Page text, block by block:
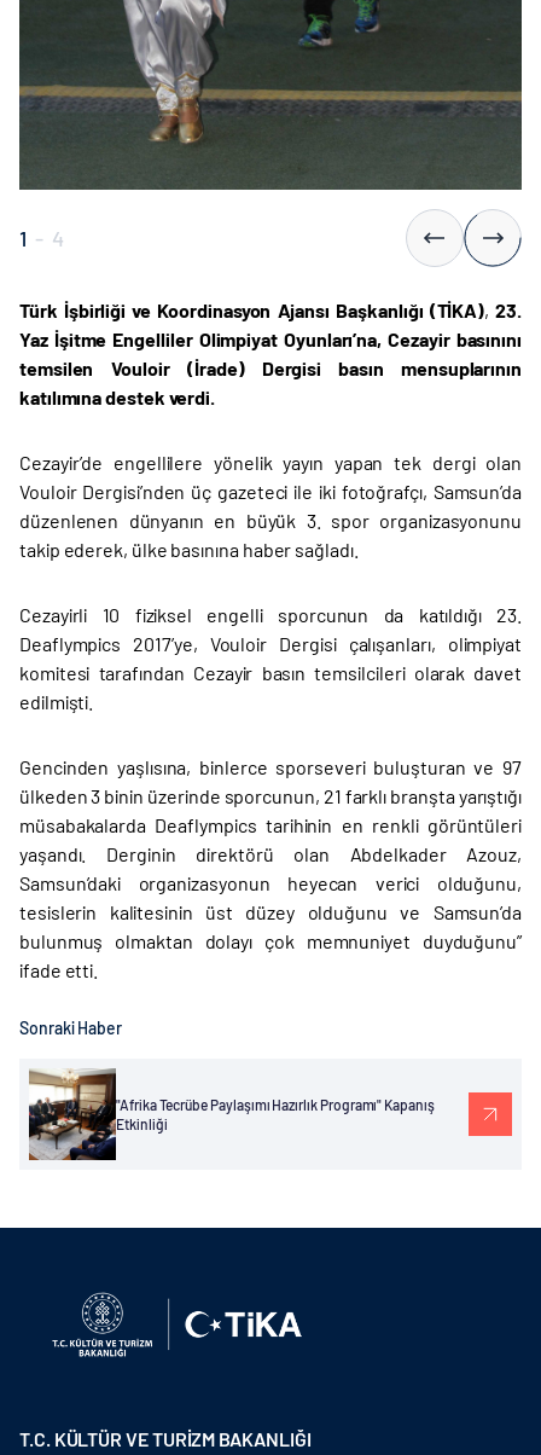
1 - 4
Türk İşbirliği ve Koordinasyon Ajansı Başkanlığı (TİKA),23.
Yaz İşitme Engelliler Olimpiyat Oyunları’na, Cezayir basınını
temsilen Vouloir (İrade) Dergisi basın mensuplarının
katılımına destek verdi.
Cezayir’de engellilere yönelik yayın yapan tek dergi olan
Vouloir Dergisi’nden üç gazeteci ile iki fotoğrafçı, Samsun’da
düzenlenen dünyanın en büyük 3. spor organizasyonunu
takip ederek, ülke basınına haber sağladı.
Cezayirli 10 fiziksel engelli sporcunun da katıldığı 23.
Deaflympics 2017’ye, Vouloir Dergisi çalışanları, olimpiyat
komitesi tarafından Cezayir basın temsilcileri olarak davet
edilmişti.
Gencinden yaşlısına, binlerce sporseveri buluşturan ve 97
ülkeden 3 binin üzerinde sporcunun, 21 farklı branşta yarıştığı
müsabakalarda Deaflympics tarihinin en renkli görüntüleri
yaşandı. Derginin direktörü olan Abdelkader Azouz,
Samsun’daki organizasyonun heyecan verici olduğunu,
tesislerin kalitesinin üst düzey olduğunu ve Samsun’da
bulunmuş olmaktan dolayı çok memnuniyet duyduğunu”
ifade etti.
Sonraki Haber
"Afrika Tecrübe Paylaşımı Hazırlık Programı" Kapanış
Etkinliği
T.C. KÜLTÜR VE TURİZM BAKANLIĞI